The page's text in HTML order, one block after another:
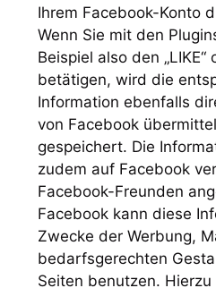
Ihrem Facebook-Konto
Wenn Sie mit den
Beispiel also den „LIKE“
betätigen, wird die
Information ebenfalls
von Facebook
gespeichert. Die
zudem auf Facebook
Facebook-Freunden
Facebook kann diese
Zwecke der Werbung,
bedarfsgerechten
Seiten benutzen.